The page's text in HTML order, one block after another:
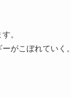
。
がこぼれていく。